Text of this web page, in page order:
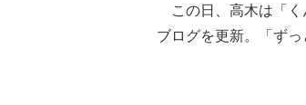
この日、高木は「く
ブログを更新。「ず
と切り出し、「呼び